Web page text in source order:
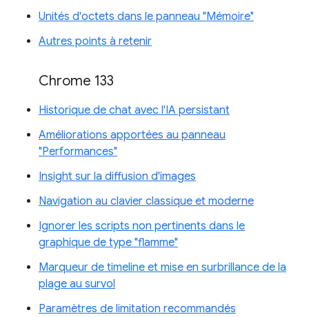
Unités d'octets dans le panneau "Mémoire"
Autres points à retenir
Chrome 133
Historique de chat avec l'IA persistant
Améliorations apportées au panneau
"Performances"
Insight sur la diffusion d'images
Navigation au clavier classique et moderne
Ignorer les scripts non pertinents dans le
graphique de type "flamme"
Marqueur de timeline et mise en surbrillance de la
plage au survol
Paramètres de limitation recommandés